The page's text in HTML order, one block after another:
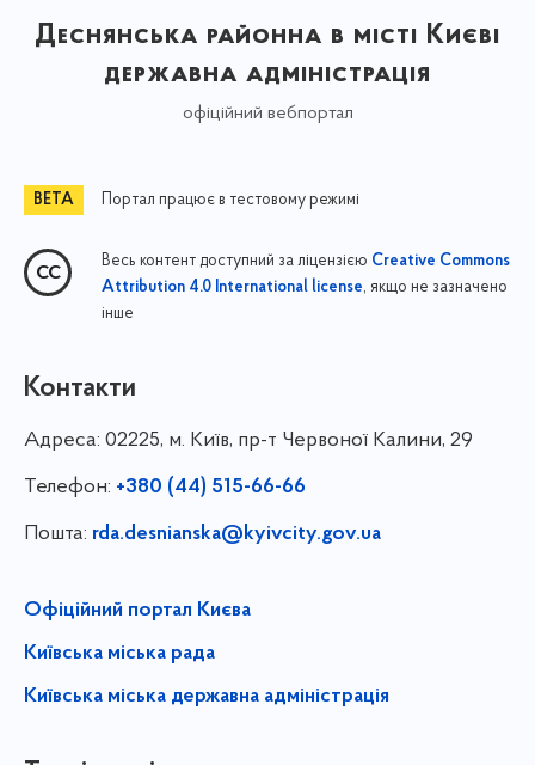
Деснянська районна в місті Києві
державна адміністрація
офіційний вебпортал
Портал працює в тестовому режимі
Весь контент доступний за ліцензією Creative Commons
Attribution 4.0 International license, якщо не зазначено
інше
Контакти
Адреса: 02225, м. Київ, пр-т Червоної Калини, 29
Телефон: +380 (44) 515-66-66
Пошта: rda.desnianska@kyivcity.gov.ua
Офіційний портал Києва
Київська міська рада
Київська міська державна адміністрація